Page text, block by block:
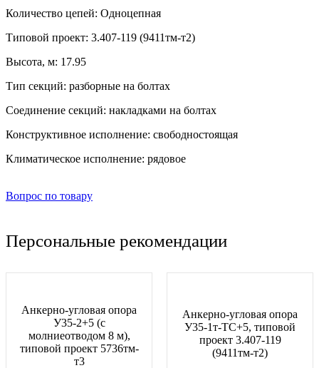
Количество цепей: Одноцепная
Типовой проект: 3.407-119 (9411тм-т2)
Высота, м: 17.95
Тип секций: разборные на болтах
Соединение секций: накладками на болтах
Конструктивное исполнение: свободностоящая
Климатическое исполнение: рядовое
Вопрос по товару
Персональные рекомендации
Анкерно-угловая опора
У35-2+5 (с
молниеотводом 8 м),
типовой проект 5736тм-
т3
Анкерно-угловая опора
У35-1т-ТС+5, типовой
проект 3.407-119
(9411тм-т2)